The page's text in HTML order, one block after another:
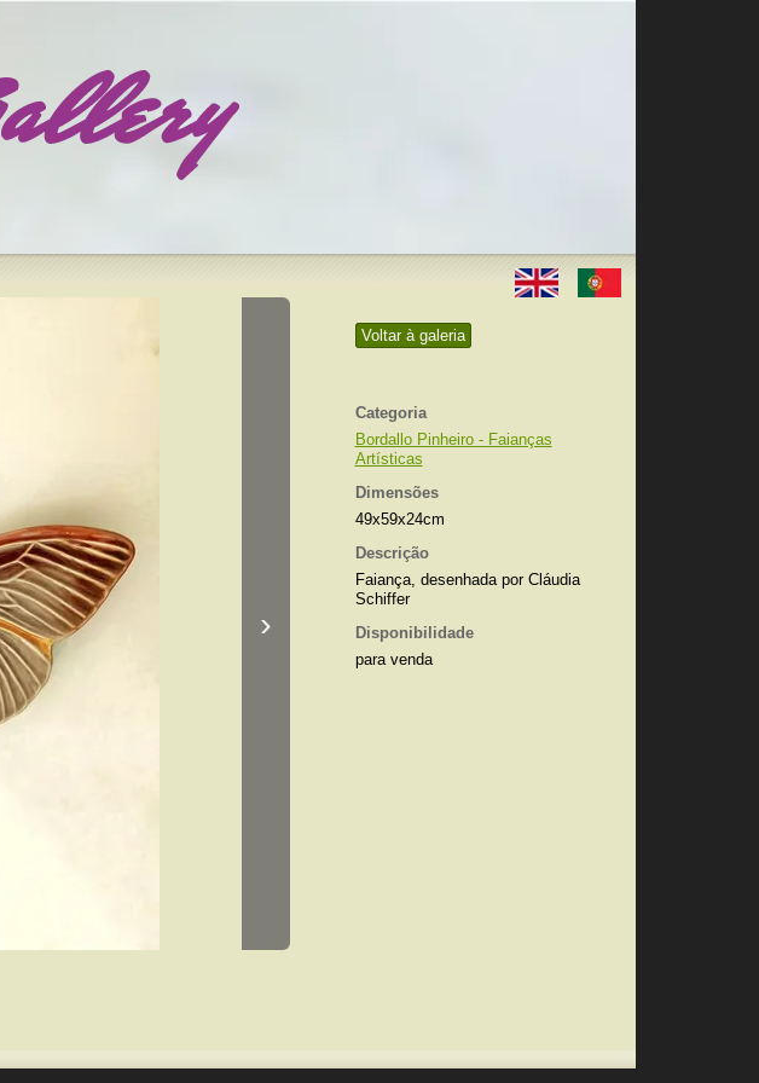
Voltar à galeria
Categoria
Bordallo Pinheiro - Faianças
Artísticas
Dimensões
49x59x24cm
Descrição
Faiança, desenhada por Cláudia
Schiffer
Disponibilidade
para venda
›